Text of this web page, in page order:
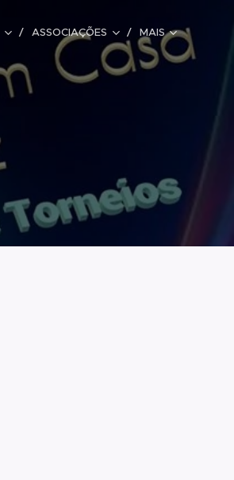
ASSOCIAÇÕES MAIS